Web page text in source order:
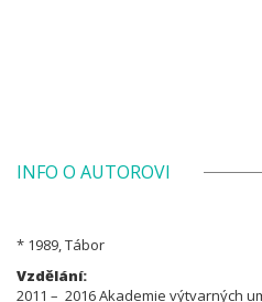
INFO O AUTOROVI
* 1989, Tábor
Vzdělání:
2011 – 2016 Akademie výtvarných